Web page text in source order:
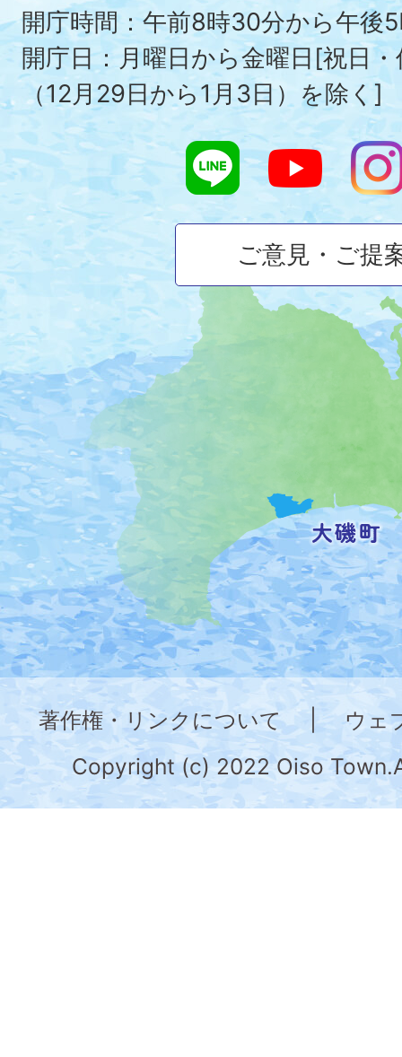
磯
町
の
位
置
を
記
し
た
地
図。
神
奈
川
県
の
開庁時間：午前8時30分から午後
開庁日：月曜日から金曜日[祝日
（12月29日から1月3日）を除く]
ご意見・ご提
著作権・リンクについて
ウェ
Copyright (c) 2022 Oiso